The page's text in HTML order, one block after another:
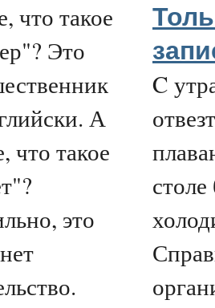
что такое
Это
А
что такое
это
C